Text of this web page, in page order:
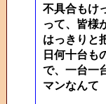
不具合もけ
って、皆様
はっきりと
日何十台も
で、一台一
マンなんて